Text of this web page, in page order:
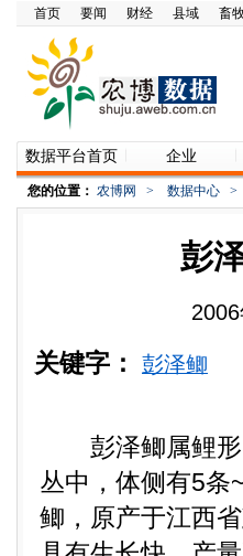
首页 要闻 财经 县域 畜
数据平台首页 企业
您的位置： 农博网 > 数据中心 >
彭
关键字： 彭泽鲫
彭泽鲫属鲤形
丛中，体侧有5条
鲫，原产于江西